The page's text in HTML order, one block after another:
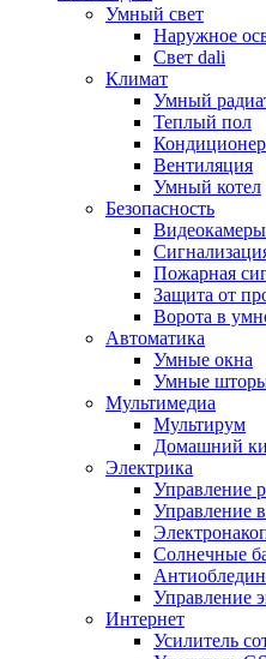
Умный свет
Наружное
Свет dali
Климат
Умный
Теплый пол
Вентиляция
Умный котел
Безопасность
Пожарная
Защита от
Ворота в
Автоматика
Умные окна
Умные
Мультимедиа
Мультирум
Домашний
Электрика
Управление
Управление
Солнечные
Управление
Интернет
Усилитель